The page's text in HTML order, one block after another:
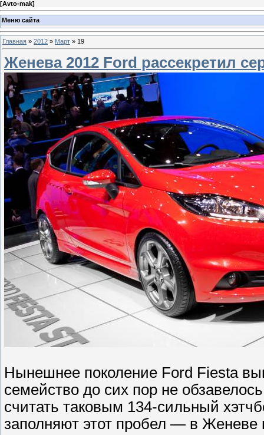
[Avto-mak]
Меню сайта
Главная » 2012 » Март » 19
Женева 2012 Ford рассекретил
Нынешнее поколение Ford Fiesta
семейство до сих пор не
считать таковым 134-сильный
заполняют этот пробел — в Женеве